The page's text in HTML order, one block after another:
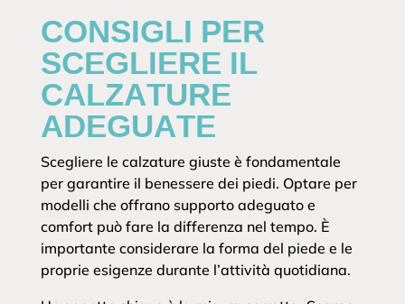
CONSIGLI PER
SCEGLIERE IL
CALZATURE
ADEGUATE
Scegliere le calzature giuste è fondamentale
per garantire il benessere dei piedi. Optare per
modelli che offrano supporto adeguato e
comfort può fare la differenza nel tempo. È
importante considerare la forma del piede e le
proprie esigenze durante l’attività quotidiana.